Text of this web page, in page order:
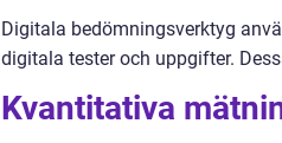
Digitala bedömningsverktyg
digitala tester och uppgifter.
Kvantitativa